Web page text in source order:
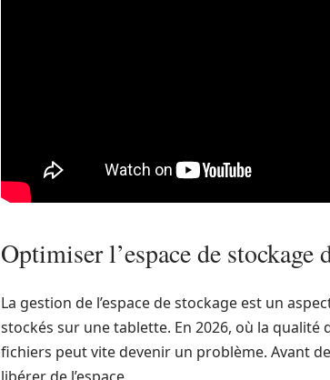
Optimiser l’espace de stockage
La gestion de l’espace de stockage est un
stockés sur une tablette. En 2026, où la
fichiers peut vite devenir un problème. Avant